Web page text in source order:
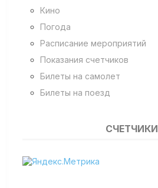
Кино
Погода
Расписание мероприятий
Показания счетчиков
Билеты на самолет
Билеты на поезд
СЧЕТЧИКИ